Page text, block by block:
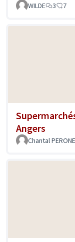
WILDE 3 7
Angers
Chantal